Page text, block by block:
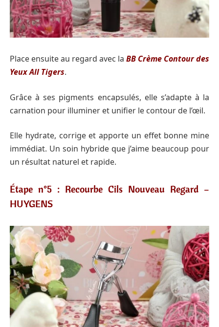
Place ensuite au regard avec la BB Crème Contour des
Yeux All Tigers.
Grâce à ses pigments encapsulés, elle s’adapte à la
carnation pour illuminer et unifier le contour de l’œil.
Elle hydrate, corrige et apporte un effet bonne mine
immédiat. Un soin hybride que j’aime beaucoup pour
un résultat naturel et rapide.
Étape n°5 : Recourbe Cils Nouveau Regard –
HUYGENS